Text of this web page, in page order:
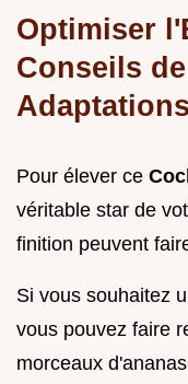
Optimiser
Conseils
Pour élever ce
véritable star de
finition peuvent
Si vous souhaitez
vous pouvez faire
morceaux